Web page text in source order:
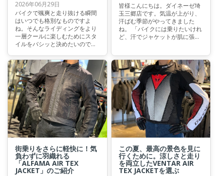
2026年06月29日
バイクで颯爽と走り抜ける瞬間
はいつでも格別なものですよ
ね。そんなライディングをより
一層クールに楽しむためにスタ
イルをバシッと決めたいのであ
ージャケットです。 今回はヴィ
ンテージな佇まいと確かな安全
性を両立した、今もっともおす
すめしたい一着"LEGGENDA
LEATHER JACKET"をご紹介いた
します。
皆様こんにちは。ダイネーゼ埼
玉三郷店です。気温が上がり、
汗ばむ季節がやってきました
ね。 「バイクには乗りたいけれ
ど、汗でジャケットが肌に張り
こもって暑い…」 そんなお悩み
を抱えていませんか？ 今回は、
そんな夏のライディングを劇的
に涼しく、快適へと変えてくれ
るダイネーゼ自慢の高機能イン
ナーをご紹介いたします。
街乗りをさらに軽快に！気
負わずに羽織れる
「ALFAMA AIR TEX
JACKET」のご紹介
この夏、最高の景色を見に
行くために。涼しさと走り
を両立したVENTAR AIR
TEX JACKETを選ぶ